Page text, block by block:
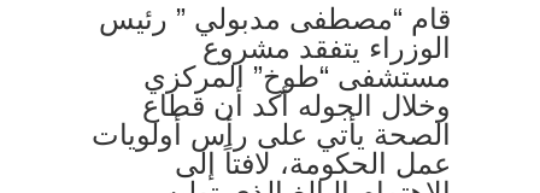
قام “مصطفى مدبولي ” رئيس
الوزراء يتفقد مشروع
مستشفى “طوخ” المركزي
وخلال الجوله أكد أن قطاع
الصحة يأتي على رأس أولويات
عمل الحكومة، لافتاً إلى